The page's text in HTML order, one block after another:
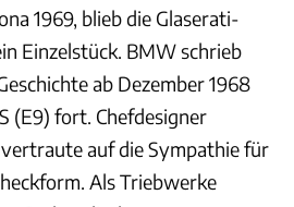
1969, blieb die Glaserati-
Einzelstück. BMW schrieb
ab Dezember 1968
(E9) fort. Chefdesigner
auf die Sympathie für
Als Triebwerke